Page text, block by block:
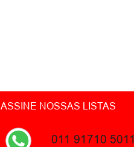
ASSINE NOSSAS LISTAS
011 91710 5011